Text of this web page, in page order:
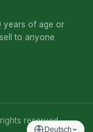
Deutsch
years of age or
to anyone
reserved.